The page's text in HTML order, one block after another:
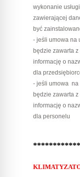
wykonanie
zawierającej
być
- jeśli umowa na
będzie zawarta
informację o
dla
- jeśli umowa na
będzie zawarta
informację o
dla personelu